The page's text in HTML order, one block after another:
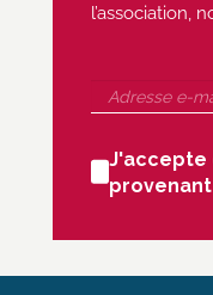
l’association,
J'accepte